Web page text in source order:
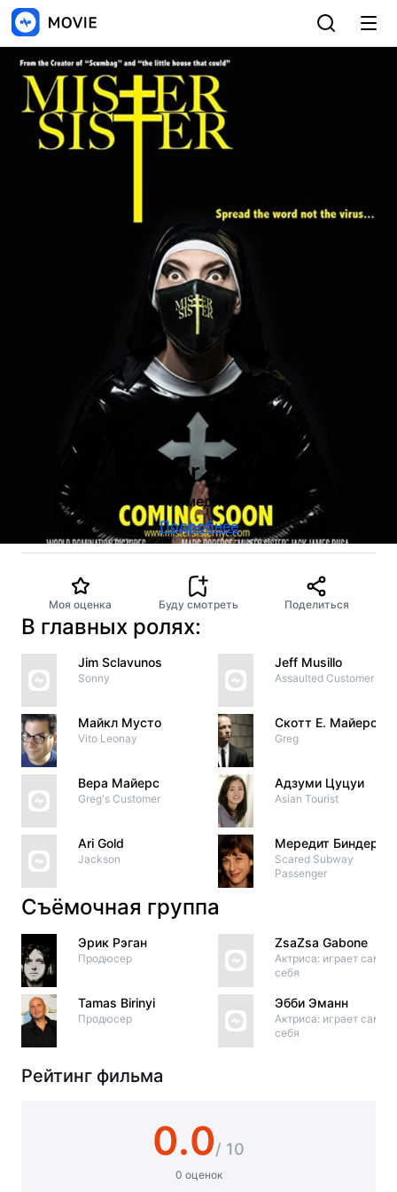
Mister Sister
комедия
Подробнее
Моя оценка Буду смотреть Поделиться
В главных ролях:
Jim Sclavunos
Sonny
Майкл Мусто
Vito Leonay
Вера Майерс
Greg's Customer
Ari Gold
Jackson
Jeff Musillo
Assaulted Customer
Скотт Е. Майерс
Greg
Адзуми Цуцуи
Asian Tourist
Мередит Биндер
Scared Subway
Passenger
Съёмочная группа
Эрик Рэган
Продюсер
Tamas Birinyi
Продюсер
ZsaZsa Gabone
Актриса: играет саму
себя
Эбби Эманн
Актриса: играет саму
себя
Рейтинг фильма
0.0/ 10
0 оценок